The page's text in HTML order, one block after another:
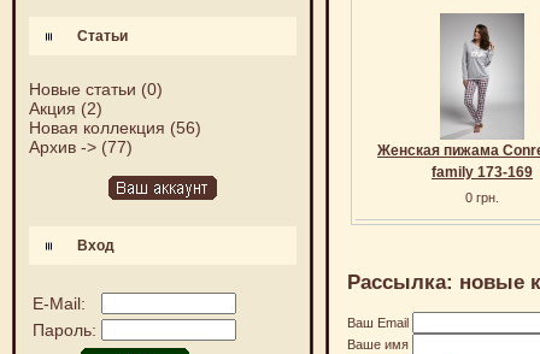
Статьи
Новые статьи (0)
Акция (2)
Новая коллекция (56)
Архив -> (77)
Вход
E-Mail:
Пароль:
Женская пижама
family 173-169
0 грн.
Рассылка: новые
Ваш Email
Ваше имя